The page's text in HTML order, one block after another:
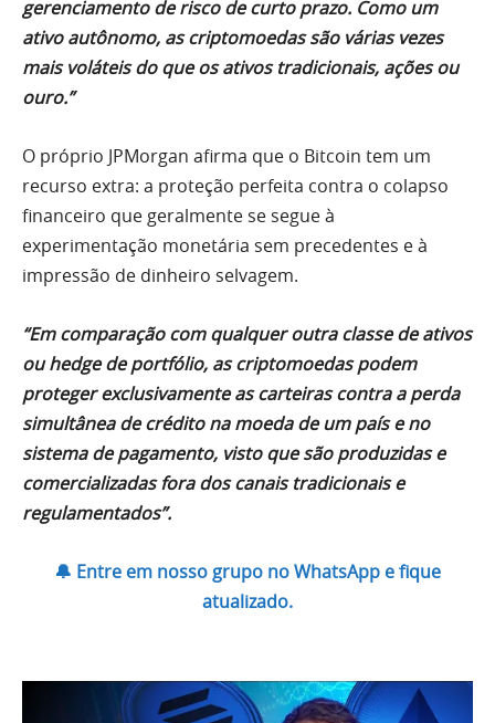
gerenciamento de risco de curto prazo. Como um
ativo autônomo, as criptomoedas são várias vezes
mais voláteis do que os ativos tradicionais, ações ou
ouro.”
O próprio JPMorgan afirma que o Bitcoin tem um
recurso extra: a proteção perfeita contra o colapso
financeiro que geralmente se segue à
experimentação monetária sem precedentes e à
impressão de dinheiro selvagem.
“Em comparação com qualquer outra classe de ativos
ou hedge de portfólio, as criptomoedas podem
proteger exclusivamente as carteiras contra a perda
simultânea de crédito na moeda de um país e no
sistema de pagamento, visto que são produzidas e
comercializadas fora dos canais tradicionais e
regulamentados”.
🔔 Entre em nosso grupo no WhatsApp e fique
atualizado.